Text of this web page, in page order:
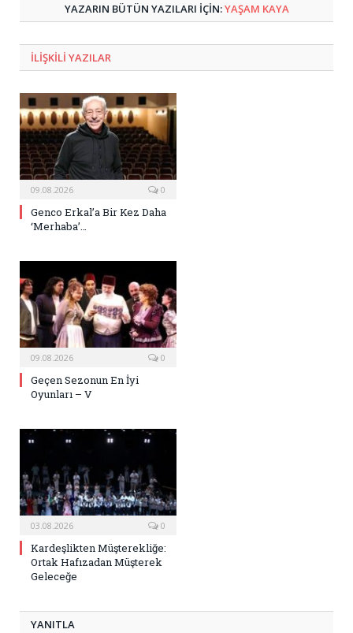
YAZARIN BÜTÜN YAZILARI IÇIN:YAŞAM KAYA
ILIŞKILI YAZILAR
09.08.2026 0
Genco Erkal’a Bir Kez Daha
‘Merhaba’…
09.08.2026 0
Geçen Sezonun En İyi
Oyunları – V
03.08.2026 0
Kardeşlikten Müşterekliğe:
Ortak Hafızadan Müşterek
Geleceğe
YANITLA